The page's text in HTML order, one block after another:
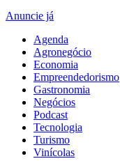
Anuncie já
Agenda
Agronegócio
Economia
Empreendedorismo
Gastronomia
Negócios
Podcast
Tecnologia
Turismo
Vinícolas